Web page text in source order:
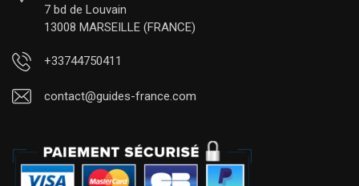
7 bd de Louvain
13008 MARSEILLE (FRANCE)
+33744750411
contact@guides-france.com